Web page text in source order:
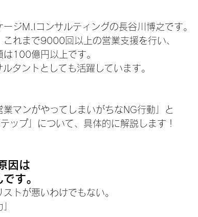
ジM.Iコンサルティングの長谷川博之です。
れまで9000回以上の営業支援を行い、
100億円以上です。
タントとしても活躍しています。
マンがやってしまいがちなNG行動」と
ップ」について、具体的に解説します！
因は
す。
トが悪いわけでもない。